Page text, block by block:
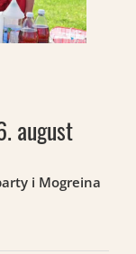
august
i Mogreina